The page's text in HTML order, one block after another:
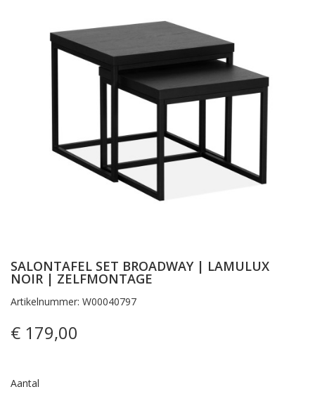
SALONTAFEL SET BROADWAY | LAMULUX
NOIR | ZELFMONTAGE
Artikelnummer: W00040797
€ 179,00
Aantal